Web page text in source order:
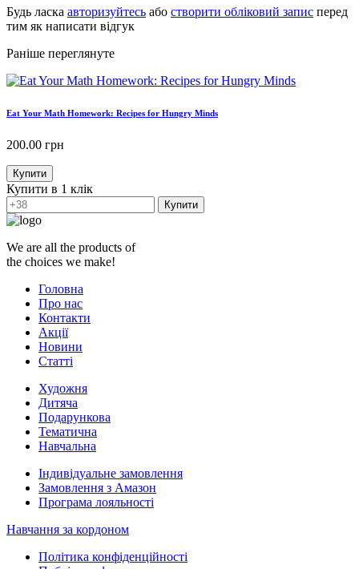
Будь ласка авторизуйтесь або створити обліковий запис перед
тим як написати відгук
Раніше переглянуте
Eat Your Math Homework: Recipes for Hungry Minds
200.00 грн
Купити
Купити в 1 клік
Купити
We are all the products of
the choices we make!
Головна
Про нас
Контакти
Акції
Новини
Статті
Художня
Дитяча
Подарункова
Тематична
Навчальна
Індивідуальне замовлення
Замовлення з Амазон
Програма лояльності
Навчання за кордоном
Політика конфіденційності